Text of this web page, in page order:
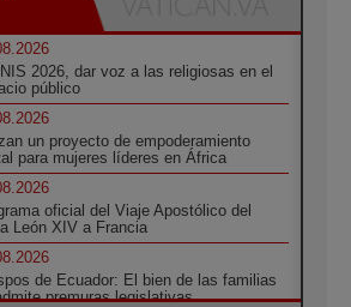
2026, dar voz a las religiosas en el
público
un proyecto de empoderamiento
para mujeres líderes en África
oficial del Viaje Apostólico del
León XIV a Francia
de Ecuador: El bien de las familias
premuras legislativas